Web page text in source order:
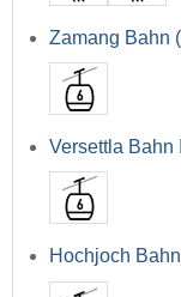
Zamang Bahn
Versettla Bahn
Hochjoch